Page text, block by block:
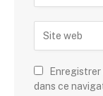
Enregistrer
dans ce